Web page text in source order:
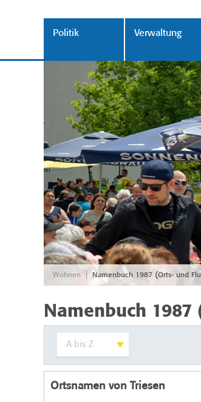
Politik Verwaltung
Wohnen Namenbuch 1987 (Orts- und
Namenbuch
Ortsnamen von Triesen